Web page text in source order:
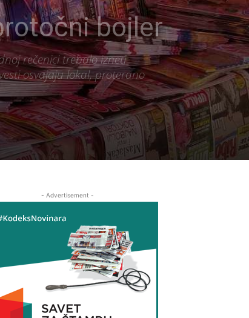
bojler
rečenici trebalo izneti
osvajaju lokal, proterano
- Advertisement -